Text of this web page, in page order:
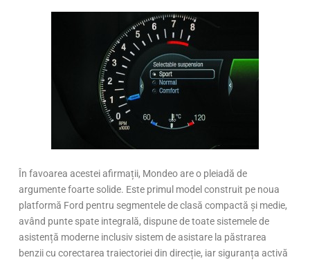
În favoarea acestei afirmații, Mondeo are o pleiadă de
argumente foarte solide. Este primul model construit pe noua
platformă Ford pentru segmentele de clasă compactă și medie,
având punte spate integrală, dispune de toate sistemele de
asistență moderne inclusiv sistem de asistare la păstrarea
benzii cu corectarea traiectoriei din direcție, iar siguranța activă